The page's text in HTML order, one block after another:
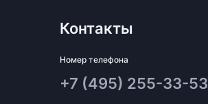
Контакты
Номер телефона
+7 (495) 255-33-53